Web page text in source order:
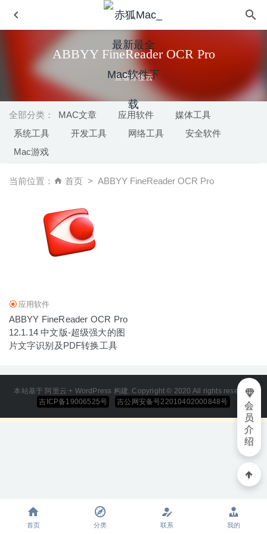
ABBYY FineReader OCR Pro
查看标签云
全部分类： MAC文章 应用软件
媒体工具
系统工具
开发工具 网络工具
安全软件
Mac游戏
当前位置： 首页 ABBYY FineReader OCR Pro
应用软件
ABBYY FineReader OCR Pro
12.1.14 中文版-超级强大的图
片文字识别及PDF转换工具
本站基于 阿里云 + WordPress 构建. Copyright © 2020 All rights reserved
吉ICP备19006525号
吉公网安备号22010402000848号
会
员
介
绍
Audirvana 3.5.38 中文版-专业无损音乐播放器 2020-06-18
MacClean 3.6.0 for Mac- 智能的MacOS系统清理工具
2020-03-26
GoodNotes 5.5.1 中文版-最好的手写笔记应用
首页 分类 联系 我的